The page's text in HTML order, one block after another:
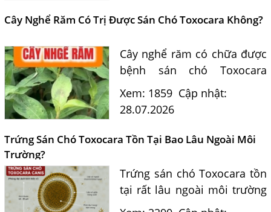
điều trị và phòng ngừa sán...
Cây Nghể Răm Có Trị Được Sán Chó Toxocara Không?
Cây nghể răm có chữa được
bệnh sán chó Toxocara
không? Tiến sĩ Bác sĩ
Nguyễn Hằng Lan giải đáp
học và hướng dẫn điều trị
Xem: 1859 Cập nhật:
28.07.2026
Trứng Sán Chó Toxocara Tồn Tại Bao Lâu Ngoài Môi
Trường?
Trứng sán chó Toxocara tồn
tại rất lâu ngoài môi trường
và là nguồn lây nhiễm nguy
Một Số Điều Cần Biết Về Ký Sinh Trùng Demodex Trên Da
Người
Nguyên Nhân Và Tác Hại Của Bệnh Giun Chỉ Bạch Huyết